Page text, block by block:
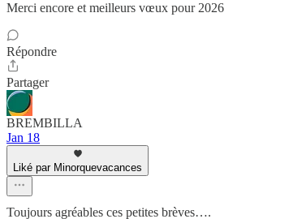
Merci encore et meilleurs vœux pour 2026
Répondre
Partager
BREMBILLA
Jan 18
Liké par Minorquevacances
Toujours agréables ces petites brèves….